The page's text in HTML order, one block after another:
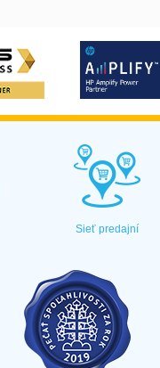
Sieť predajní